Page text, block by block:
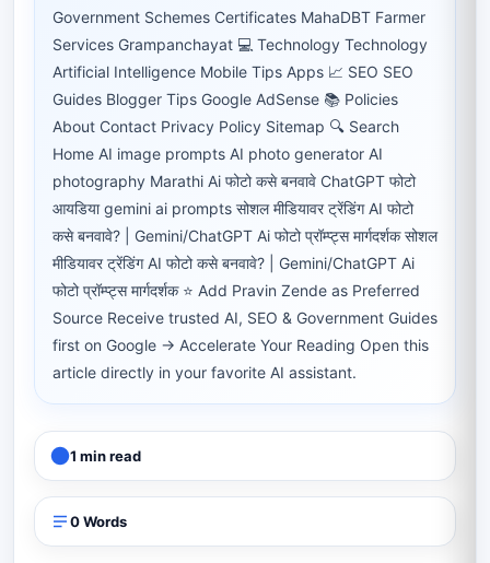
Government Schemes Certificates MahaDBT Farmer
Services Grampanchayat 💻 Technology Technology
Artificial Intelligence Mobile Tips Apps 📈 SEO SEO
Guides Blogger Tips Google AdSense 📚 Policies
About Contact Privacy Policy Sitemap 🔍 Search
Home AI image prompts AI photo generator AI
photography Marathi Ai फोटो कसे बनवावे ChatGPT फोटो
आयडिया gemini ai prompts सोशल मीडियावर ट्रेंडिंग AI फोटो
कसे बनवावे? | Gemini/ChatGPT Ai फोटो प्रॉम्प्ट्स मार्गदर्शक सोशल
मीडियावर ट्रेंडिंग AI फोटो कसे बनवावे? | Gemini/ChatGPT Ai
फोटो प्रॉम्प्ट्स मार्गदर्शक ⭐ Add Pravin Zende as Preferred
Source Receive trusted AI, SEO & Government Guides
first on Google → Accelerate Your Reading Open this
article directly in your favorite AI assistant.
1 min read
0 Words